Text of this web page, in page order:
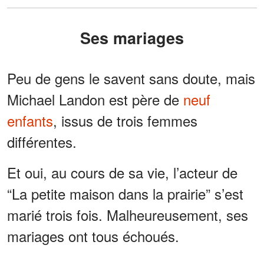
Ses mariages
Peu de gens le savent sans doute, mais
Michael Landon est père de neuf
enfants, issus de trois femmes
différentes.
Et oui, au cours de sa vie, l’acteur de
“La petite maison dans la prairie” s’est
marié trois fois. Malheureusement, ses
mariages ont tous échoués.